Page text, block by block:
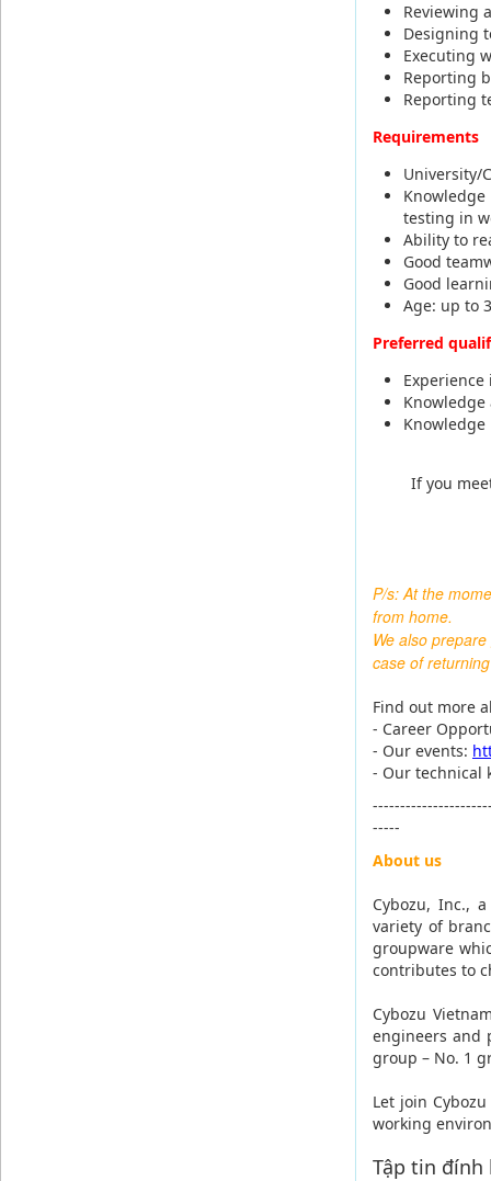
Reviewing
Designing
Executing
Reporting
Reporting
Requirements
University/
testing in
Ability to
Good
Good
Age: up to
Preferred
Knowledge
If you
P/s: At the
from home.
We also
case of
Find out more
- Career
- Our events:
- Our technical
-----
About us
Cybozu, Inc.,
variety of
groupware
contributes to
Cybozu
engineers and
group – No. 1
Let join
working
Tập tin đính